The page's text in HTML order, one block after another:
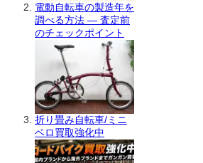
電動自転車の製造年を
調べる方法 ― 査定前
のチェックポイント
折り畳み自転車/ミニ
ベロ買取強化中